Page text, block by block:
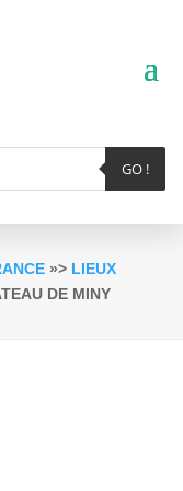
GO !
»> LIEUX
DE MINY